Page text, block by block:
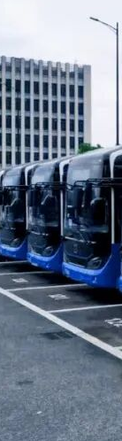
文件以网上下
2024年06月24
浙江省公共资源
易平台
招标文件和补充
书的潜在投标
公共资源交易中
公共资源交易中
交易主体注
省交易中心电子
年06月25日
发布补充(答疑、
，招标人不再一
的，责任自负。